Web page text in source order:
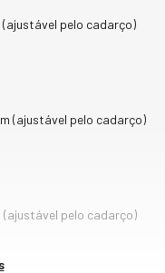
propiciando toque
conta com cadarços
mais praticidade no dia a
em lã sintética de 10
pés com alta qualidade.
TR, material leve, resistente
alta qualidade com
pelo cadarço)
(ajustável pelo cadarço)
pelo cadarço)